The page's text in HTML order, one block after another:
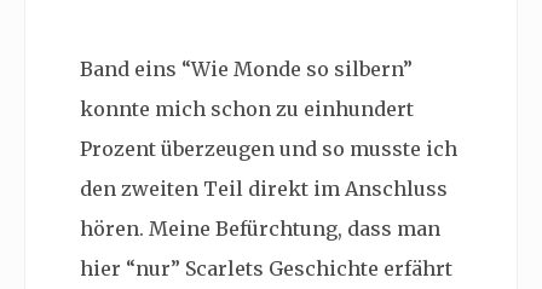
Band eins “Wie Monde so silbern”
konnte mich schon zu einhundert
Prozent überzeugen und so musste ich
den zweiten Teil direkt im Anschluss
hören. Meine Befürchtung, dass man
hier “nur” Scarlets Geschichte erfährt